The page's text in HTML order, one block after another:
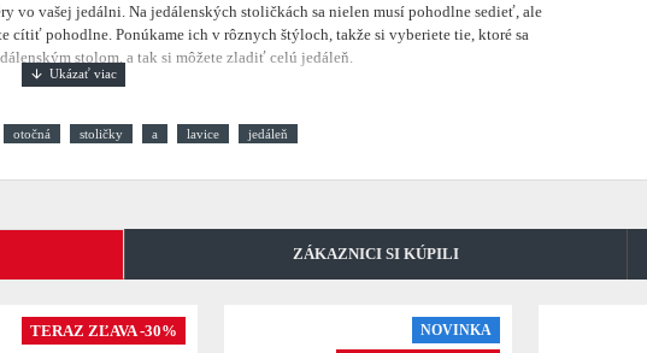
vo vašej jedálni. Na jedálenských stoličkách sa nielen musí pohodlne sedieť, ale
cítiť pohodlne. Ponúkame ich v rôznych štýloch, takže si vyberiete tie, ktoré sa
stolom, a tak si môžete zladiť celú jedáleň.
otočná stoličky a lavice jedáleň
ZÁKAZNICI SI KÚPILI
TERAZ ZĽAVA -30% NOVINKA